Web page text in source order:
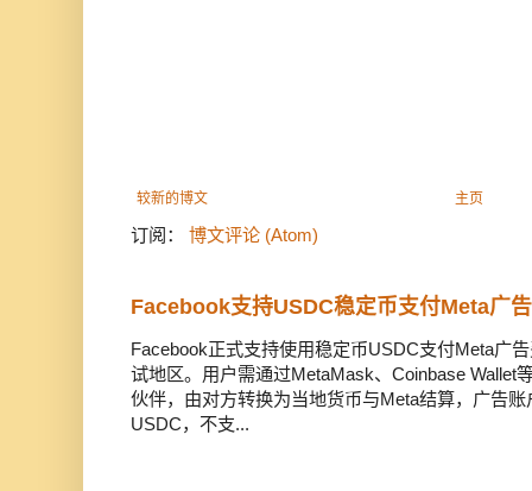
较新的博文 主页
订阅： 博文评论 (Atom)
Facebook支持USDC稳定币支付Meta广
Facebook正式支持使用稳定币USDC支付Meta广
试地区。用户需通过MetaMask、Coinbase Wallet
伙伴，由对方转换为当地货币与Meta结算，广告
USDC，不支...